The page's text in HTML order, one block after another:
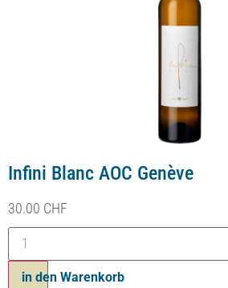
Infini Blanc AOC Genève
30.00 CHF
in den Warenkorb